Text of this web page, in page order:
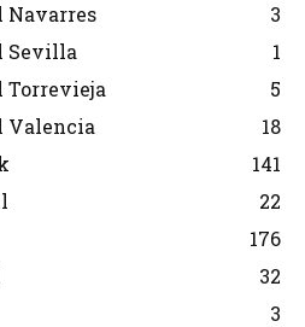
Navarres
3
Sevilla
1
Torrevieja
5
Valencia
18
141
22
176
32
3